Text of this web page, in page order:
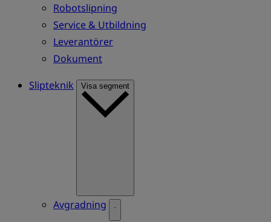
Robotslipning
Service & Utbildning
Leverantörer
Dokument
Slipteknik
Visa segment
Avgradning